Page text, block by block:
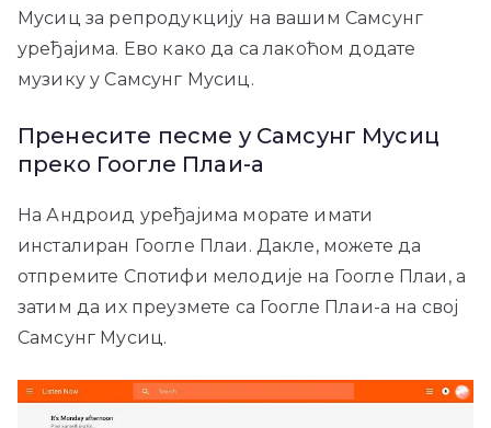
Мусиц за репродукцију на вашим Самсунг
уређајима. Ево како да са лакоћом додате
музику у Самсунг Мусиц.
Пренесите песме у Самсунг Мусиц
преко Гоогле Плаи-а
На Андроид уређајима морате имати
инсталиран Гоогле Плаи. Дакле, можете да
отпремите Спотифи мелодије на Гоогле Плаи, а
затим да их преузмете са Гоогле Плаи-а на свој
Самсунг Мусиц.